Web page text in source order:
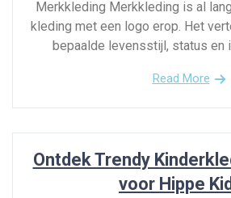
Merkkleding Merkkleding is al
kleding met een logo erop. Het
bepaalde levensstijl, status en
Read More
Ontdek Trendy
voor Hippe